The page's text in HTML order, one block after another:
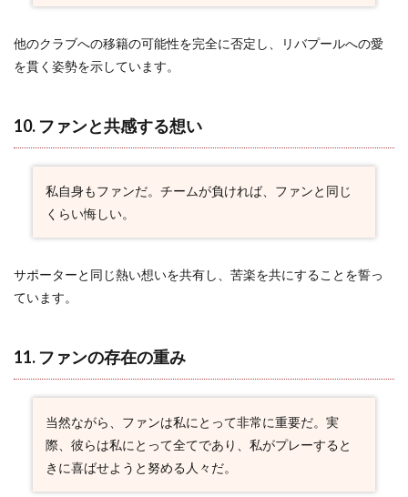
他のクラブへの移籍の可能性を完全に否定し、リバプールへの愛
を貫く姿勢を示しています。
10. ファンと共感する想い
私自身もファンだ。チームが負ければ、ファンと同じ
くらい悔しい。
サポーターと同じ熱い想いを共有し、苦楽を共にすることを誓っ
ています。
11. ファンの存在の重み
当然ながら、ファンは私にとって非常に重要だ。実
際、彼らは私にとって全てであり、私がプレーすると
きに喜ばせようと努める人々だ。